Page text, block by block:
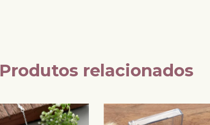
Produtos relacionados